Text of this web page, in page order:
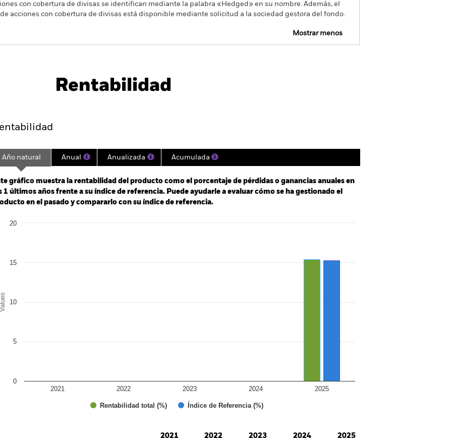
con cobertura de divisas se identifican mediante la palabra «Hedged» en su nombre. Además, el
acciones con cobertura de divisas está disponible mediante solicitud a la sociedad gestora del fondo.
Mostrar menos
Rentabilidad
2024-06-10 00:00:00 to 2026-08-06 00:00:00.
-15 to 30.
Año natural Anual Anualizada Acumulada
gráfico muestra la rentabilidad del producto como el porcentaje de pérdidas o ganancias anuales en
1 últimos años frente a su índice de referencia. Puede ayudarle a evaluar cómo se ha gestionado el
en el pasado y compararlo con su índice de referencia.
chart with 2 data series.
Values
Rentabilidad total (%) Índice de Referencia (%)
2021 2022 2023 2024 2025
0
5
10
15
20
2021
2022 2023 2024 2025